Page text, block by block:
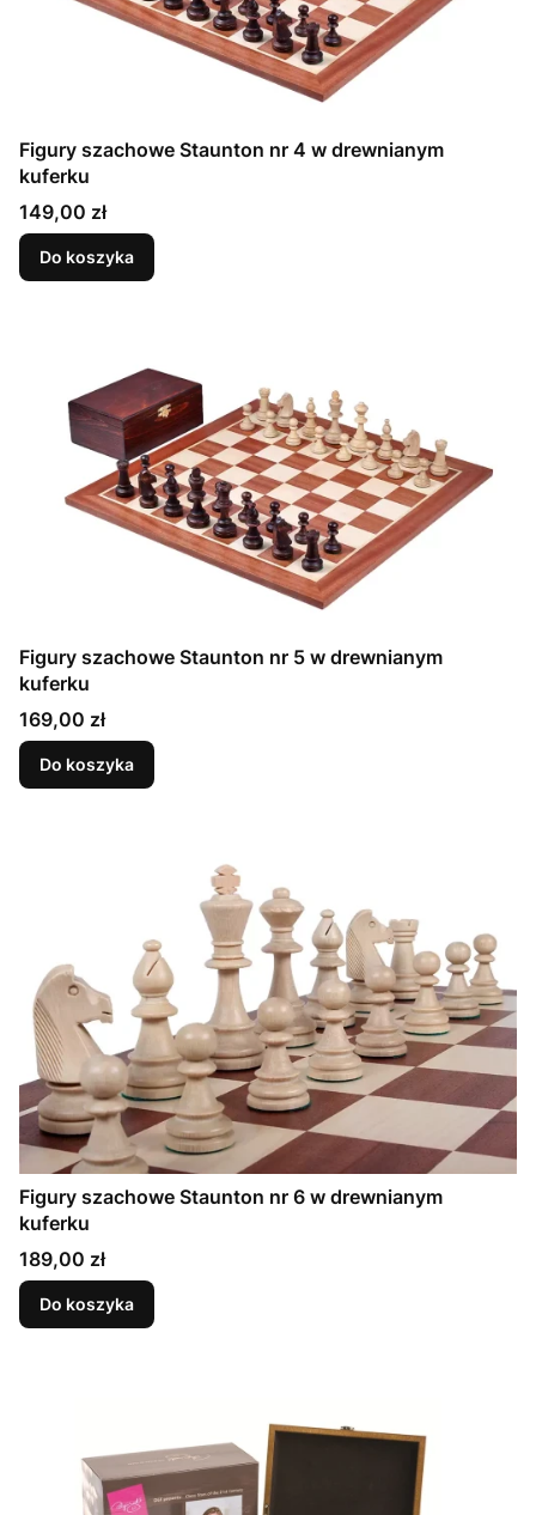
Figury szachowe Staunton nr 4 w drewnianym
kuferku
Cena
149,00 zł
Do koszyka
Figury szachowe Staunton nr 5 w drewnianym
kuferku
Cena
169,00 zł
Do koszyka
Figury szachowe Staunton nr 6 w drewnianym
kuferku
Cena
189,00 zł
Do koszyka